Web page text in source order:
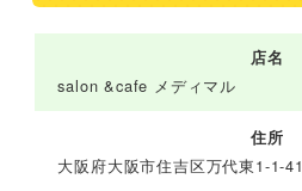
店名
salon &cafe メディマル
住所
大阪府大阪市住吉区万代東1-1-41